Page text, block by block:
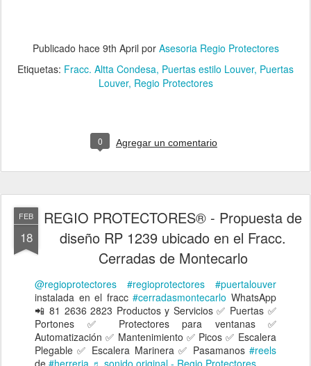
Publicado hace 9th April por Asesoria Regio Protectores
Etiquetas: Fracc. Altta Condesa Puertas estilo Louver Puertas
Louver Regio Protectores
0 Agregar un comentario
FEB
18
REGIO PROTECTORES® - Propuesta de
diseño RP 1239 ubicado en el Fracc.
Cerradas de Montecarlo
@regioprotectores #regioprotectores
#puertalouver
instalada en el fracc#cerradasmontecarlo WhatsApp
📲 81 2636 2823 Productos y Servicios ✅ Puertas ✅
Portones ✅ Protectores para ventanas ✅
Automatización ✅ Mantenimiento ✅ Picos ✅ Escalera
Plegable ✅ Escalera Marinera ✅ Pasamanos #reels
de #herreria ♬ sonido original - Regio Protectores